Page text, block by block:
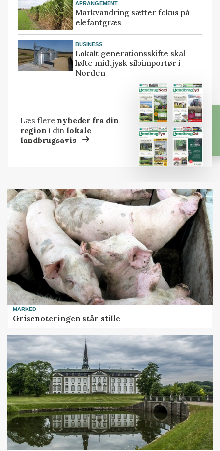
ARRANGEMENT
Markvandring sætter fokus på
elefantgræs
BUSINESS
Lokalt generationsskifte skal
løfte midtjysk siloimportør i
Norden
Læs flere nyheder fra din
region i dinlokale
landbrugsavis
MARKED
Grisenoteringen står stille